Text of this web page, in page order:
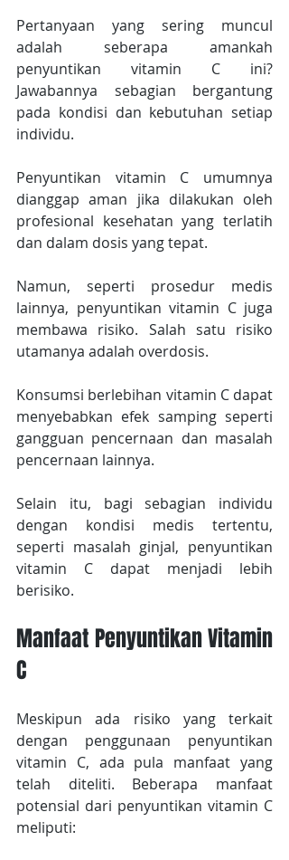
Pertanyaan yang sering muncul
adalah seberapa amankah
penyuntikan vitamin C ini?
Jawabannya sebagian bergantung
pada kondisi dan kebutuhan setiap
individu.
Penyuntikan vitamin C umumnya
dianggap aman jika dilakukan oleh
profesional kesehatan yang terlatih
dan dalam dosis yang tepat.
Namun, seperti prosedur medis
lainnya, penyuntikan vitamin C juga
membawa risiko. Salah satu risiko
utamanya adalah overdosis.
Konsumsi berlebihan vitamin C dapat
menyebabkan efek samping seperti
gangguan pencernaan dan masalah
pencernaan lainnya.
Selain itu, bagi sebagian individu
dengan kondisi medis tertentu,
seperti masalah ginjal, penyuntikan
vitamin C dapat menjadi lebih
berisiko.
Manfaat Penyuntikan Vitamin
C
Meskipun ada risiko yang terkait
dengan penggunaan penyuntikan
vitamin C, ada pula manfaat yang
telah diteliti. Beberapa manfaat
potensial dari penyuntikan vitamin C
meliputi: